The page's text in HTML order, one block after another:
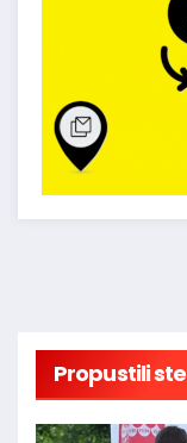
Propustili ste